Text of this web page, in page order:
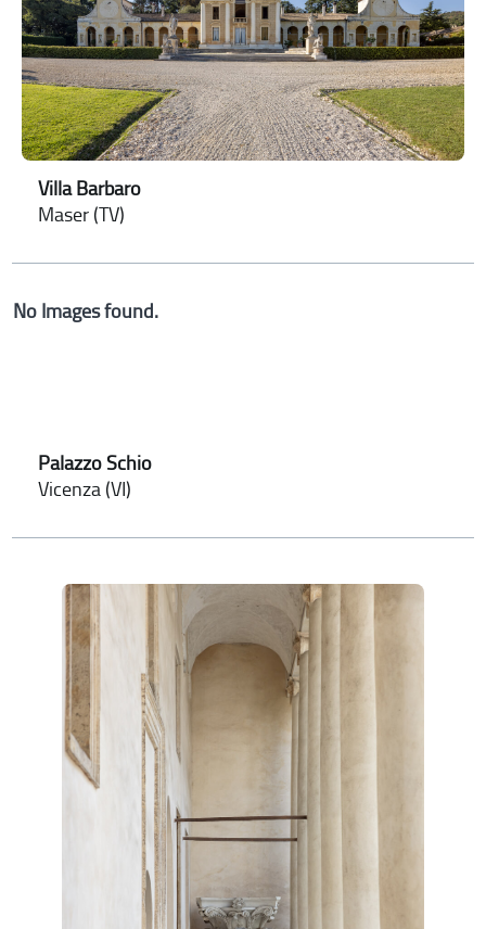
Villa Barbaro
Maser (TV)
No Images found.
Palazzo Schio
Vicenza (VI)